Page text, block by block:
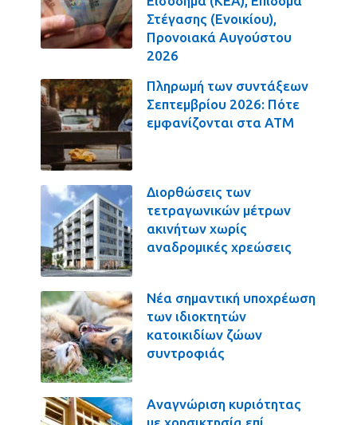
Στέγασης (Ενοικίου),
Προνοιακά Αυγούστου
2026
Πληρωμή των συντάξεων
Σεπτεμβρίου 2026: Πότε
εμφανίζονται στα ΑΤΜ
Διορθώσεις των
τετραγωνικών μέτρων
ακινήτων χωρίς
αναδρομικές χρεώσεις
Νέα σημαντική υποχρέωση
των ιδιοκτητών
κατοικιδίων ζώων
συντροφιάς
Αναγνώριση κυριότητας